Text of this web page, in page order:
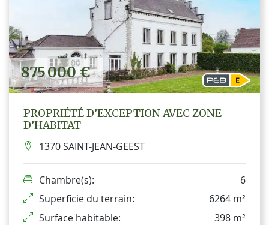
875 000 €
PROPRIÉTÉ D’EXCEPTION AVEC ZONE
D’HABITAT
1370 SAINT-JEAN-GEEST
Chambre(s):
6
Superficie du terrain:
6264 m²
Surface habitable:
398 m²